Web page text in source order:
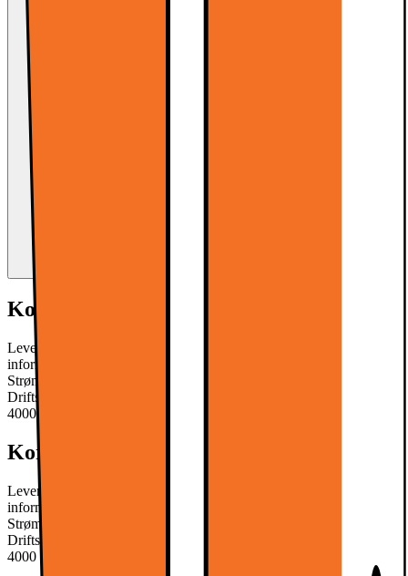
Kort om produktet
Leveringsomfang: 20 x LED COB Lampe neutral hvid Teknisk
information: Model: neutral hvid GU10 9W GU10 Vinkel: 60 °
Strømforbrug: 9W (9W LED svarer til 60W halogen)
Driftsspænding: 220 - 240V AC Farve temperatur: neutral hvid:
4000 K
Kort om produktet
Leveringsomfang: 20 x LED COB Lampe neutral hvid Teknisk
information: Model: neutral hvid GU10 9W GU10 Vinkel: 60 °
Strømforbrug: 9W (9W LED svarer til 60W halogen)
Driftsspænding: 220 - 240V AC Farve temperatur: neutral hvid:
4000 K